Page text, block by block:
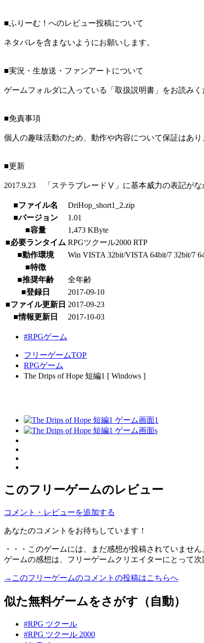
■ふりーむ！へのレビュー投稿について
ネタバレを含まないようにお願いします。
■実況・生放送・ファンアートについて
ゲームフォルダに入っている「取扱説明書」をお読みく
■免責事項
個人の趣味活動のため、動作や内容について保証はあ
■更新
2017.9.23 「ステラブレードⅤ」に基本威力の表記がな
■ファイル名
DriHop_short1_2.zip
■バージョン
1.01
■容量
1,473 KByte
■必要ランタイム RPGツクール2000 RTP
■動作環境
Win VISTA 32bit/VISTA 64bit/7 32bit/7
■特徴
■推奨年齢
全年齢
■登録日
2017-09-10
■ファイル更新日 2017-09-23
■情報更新日
2017-10-03
#RPGゲーム
フリーゲームTOP
RPGゲーム
The Drips of Hope 短編1 [ Windows ]
このフリーゲームのレビュー
コメント・レビューを追加する
あなたのコメントをお待ちしています！
・・・このゲームには、まだ感想が投稿されていませ
ゲームの感想は、フリーゲームクリエイターにとって次
→このフリーゲームのコメントの投稿はこちらへ
似た無料ゲームをさがす（自動）
#RPG ツクール
#RPG ツクール 2000